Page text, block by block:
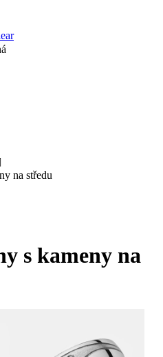
na středu
s kameny na